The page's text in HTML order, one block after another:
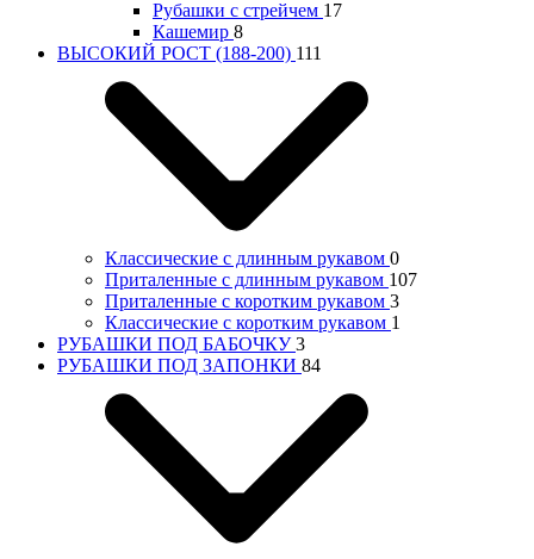
Рубашки с стрейчем 17
Кашемир 8
ВЫСОКИЙ РОСТ (188-200) 111
Классические с длинным рукавом 0
Приталенные с длинным рукавом 107
Приталенные с коротким рукавом 3
Классические с коротким рукавом 1
РУБАШКИ ПОД БАБОЧКУ3
РУБАШКИ ПОД ЗАПОНКИ 84